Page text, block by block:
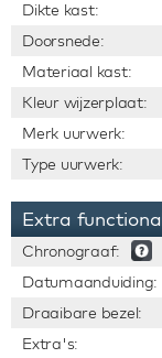
Dikte kast:
Doorsnede:
Materiaal kast:
Kleur wijzerplaat:
Merk uurwerk:
Type uurwerk:
Extra
Chronograaf:
Datumaanduiding:
Draaibare bezel:
Extra's: